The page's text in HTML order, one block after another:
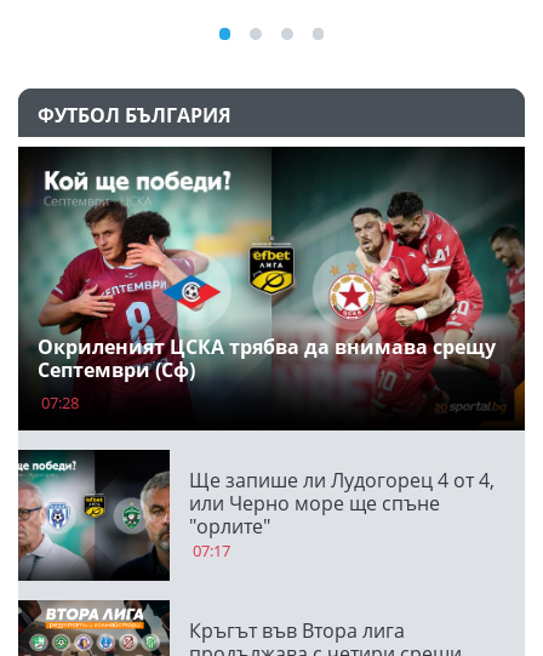
ФУТБОЛ БЪЛГАРИЯ
Окриленият ЦСКА трябва да внимава срещу
Септември (Сф)
07:28
Ще запише ли Лудогорец 4 от 4,
или Черно море ще спъне
"орлите"
07:17
Кръгът във Втора лига